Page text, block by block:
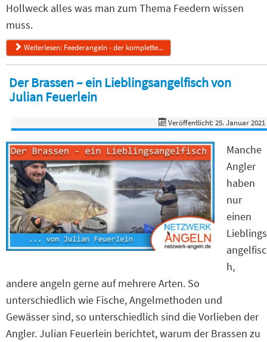
Hollweck alles was man zum Thema Feedern wissen
muss.
Weiterlesen: Feederangeln - der komplette...
Der Brassen – ein Lieblingsangelfisch von
Julian Feuerlein
Veröffentlicht: 25. Januar 2021
Manche
Angler
haben
nur
einen
Lieblings
angelfisc
h,
andere angeln gerne auf mehrere Arten. So
unterschiedlich wie Fische, Angelmethoden und
Gewässer sind, so unterschiedlich sind die Vorlieben der
Angler. Julian Feuerlein berichtet, warum der Brassen zu